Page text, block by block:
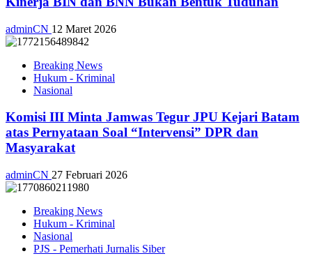
adminCN 12 Maret 2026
Breaking News
Hukum - Kriminal
Nasional
Komisi III Minta Jamwas Tegur JPU Kejari Batam
atas Pernyataan Soal “Intervensi” DPR dan
Masyarakat
adminCN 27 Februari 2026
Breaking News
Hukum - Kriminal
Nasional
PJS - Pemerhati Jurnalis Siber